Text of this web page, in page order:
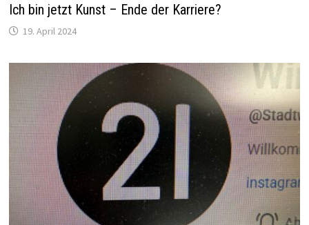
Ich bin jetzt Kunst – Ende der Karriere?
19. April 2024